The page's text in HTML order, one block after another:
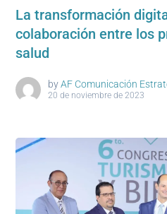
La transformación
colaboración entre los
salud
by AF Comunicación
20 de noviembre de 2023